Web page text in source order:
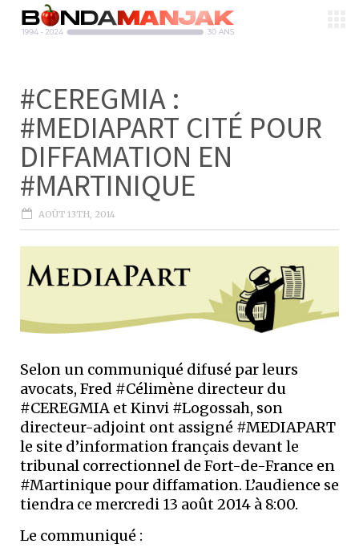
#CEREGMIA :
#MEDIAPART CITÉ POUR
DIFFAMATION EN
#MARTINIQUE
AOÛT 13TH, 2014
Selon un communiqué difusé par leurs
avocats, Fred #Célimène directeur du
#CEREGMIA et Kinvi #Logossah, son
directeur-adjoint ont assigné #MEDIAPART
le site d’information français devant le
tribunal correctionnel de Fort-de-France en
#Martinique pour diffamation. L’audience se
tiendra ce mercredi 13 août 2014 à 8:00.
Le communiqué :